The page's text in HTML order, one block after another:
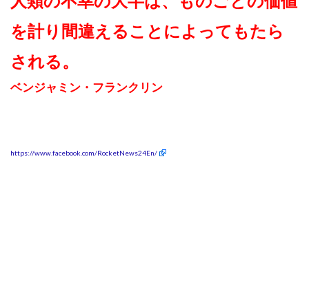
を計り間違えることによってもたら
される。
ベンジャミン・フランクリン
https://www.facebook.com/RocketNews24En/